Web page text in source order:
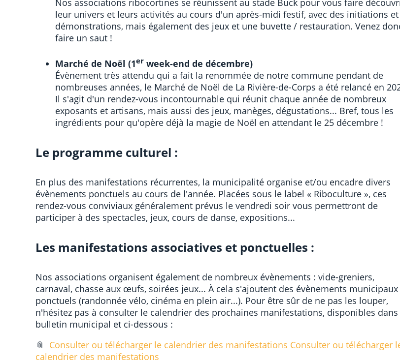
Nos associations ribocortines se réunissent au stade Buck pour vous faire
leur univers et leurs activités au cours d'un après-midi festif, avec des initiations et
démonstrations, mais également des jeux et une buvette / restauration. Venez
faire un saut !
Marché de Noël (1er week-end de décembre)
Évènement très attendu qui a fait la renommée de notre commune pendant de
nombreuses années, le Marché de Noël de La Rivière-de-Corps a été relancé en
Il s'agit d'un rendez-vous incontournable qui réunit chaque année de nombreux
exposants et artisans, mais aussi des jeux, manèges, dégustations... Bref, tous les
ingrédients pour qu'opère déjà la magie de Noël en attendant le 25 décembre !
Le programme culturel :
En plus des manifestations récurrentes, la municipalité organise et/ou encadre divers
évènements ponctuels au cours de l'année. Placées sous le label « Riboculture », ces
rendez-vous conviviaux généralement prévus le vendredi soir vous permettront de
participer à des spectacles, jeux, cours de danse, expositions...
Les manifestations associatives et ponctuelles :
Nos associations organisent également de nombreux évènements : vide-greniers,
carnaval, chasse aux œufs, soirées jeux... À cela s'ajoutent des évènements municipaux
ponctuels (randonnée vélo, cinéma en plein air...). Pour être sûr de ne pas les louper,
n'hésitez pas à consulter le calendrier des prochaines manifestations, disponibles
bulletin municipal et ci-dessous :
📎
Consulter ou télécharger le calendrier des manifestations Consulter ou télécharger
calendrier des manifestations